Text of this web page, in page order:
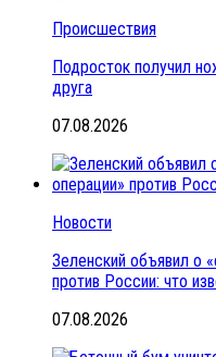
Происшествия
Подросток получил
друга
07.08.2026
Новости
Зеленский объявил о
против России: что
07.08.2026